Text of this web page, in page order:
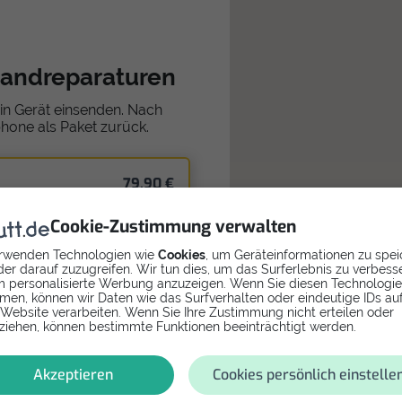
Cookie-Zustimmung verwalten
Technologien wie Cookies , um Geräteinformationen zu
darauf zuzugreifen. Wir tun dies, um das Surferlebnis zu
personalisierte Werbung anzuzeigen. Wenn Sie diesen
können wir Daten wie das Surfverhalten oder eindeutige IDs
verarbeiten. Wenn Sie Ihre Zustimmung nicht erteilen oder
können bestimmte Funktionen beeinträchtigt werden.
Akzeptieren Cookies persönlich
Gerät einsenden. Nach
als Paket zurück.
79,90 €